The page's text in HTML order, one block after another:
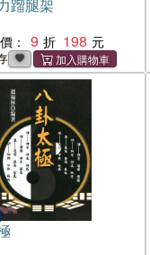
蹓腿架
： 9 198